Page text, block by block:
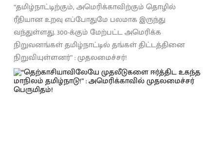
“தமிழ்நாட்டிற்கும், அமெரிக்காவிற்கும் தொழில்
ரீதியான உறவு எப்போதுமே பலமாக இருந்து
வந்துள்ளது. 300-க்கும் மேற்பட்ட அமெரிக்க
நிறுவனங்கள் தமிழ்நாட்டில் தங்கள் திட்டத்தினை
நிறுவியுள்ளனர்” : முதலமைச்சர்!